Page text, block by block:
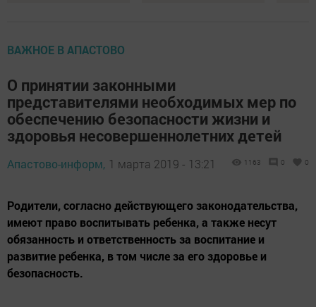
ВАЖНОЕ В АПАСТОВО
О принятии законными
представителями необходимых мер по
обеспечению безопасности жизни и
здоровья несовершеннолетних детей
Апастово-информ, 1 марта 2019 - 13:21 1163 0 0
Родители, согласно действующего законодательства,
имеют право воспитывать ребенка, а также несут
обязанность и ответственность за воспитание и
развитие ребенка, в том числе за его здоровье и
безопасность.